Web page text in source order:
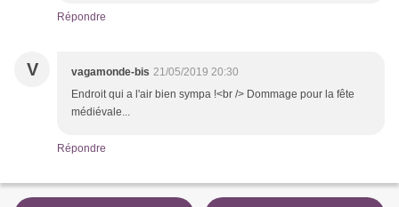
Répondre
V vagamonde-bis 21/05/2019 20:30
Endroit qui a l'air bien sympa !<br /> Dommage pour la fête
médiévale...
Répondre